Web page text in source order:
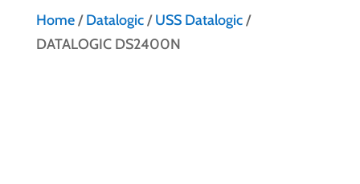
Home/Datalogic/USS Datalogic/
DATALOGIC DS2400N